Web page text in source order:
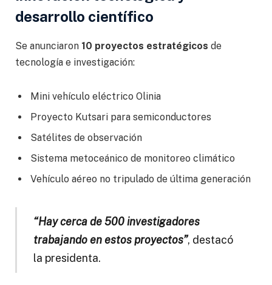
desarrollo científico
Se anunciaron 10 proyectos estratégicos de
tecnología e investigación:
Mini vehículo eléctrico Olinia
Proyecto Kutsari para semiconductores
Satélites de observación
Sistema metoceánico de monitoreo climático
Vehículo aéreo no tripulado de última generación
“Hay cerca de 500 investigadores
trabajando en estos proyectos”, destacó
la presidenta.